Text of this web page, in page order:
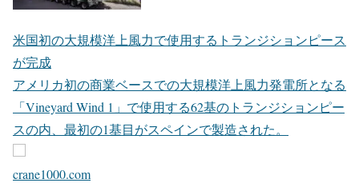
米国初の大規模洋上風力で使用するトランジションピース
が完成
アメリカ初の商業ベースでの大規模洋上風力発電所となる
「Vineyard Wind 1」で使用する62基のトランジションピー
スの内、最初の1基目がスペインで製造された。
crane1000.com